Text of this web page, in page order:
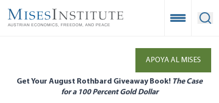
main
Open
APOYA AL MISES
Get Your August Rothbard Giveaway Book! The Case
for a 100 Percent Gold Dollar